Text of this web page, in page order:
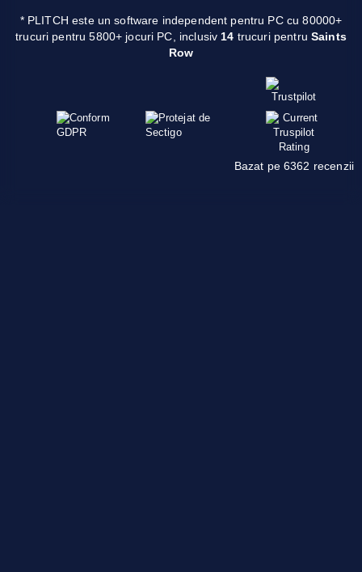
* PLITCH este un software independent pentru PC cu 80000+
trucuri pentru 5800+ jocuri PC, inclusiv 14 trucuri pentru Saints
Row
Bazat pe 6362 recenzii